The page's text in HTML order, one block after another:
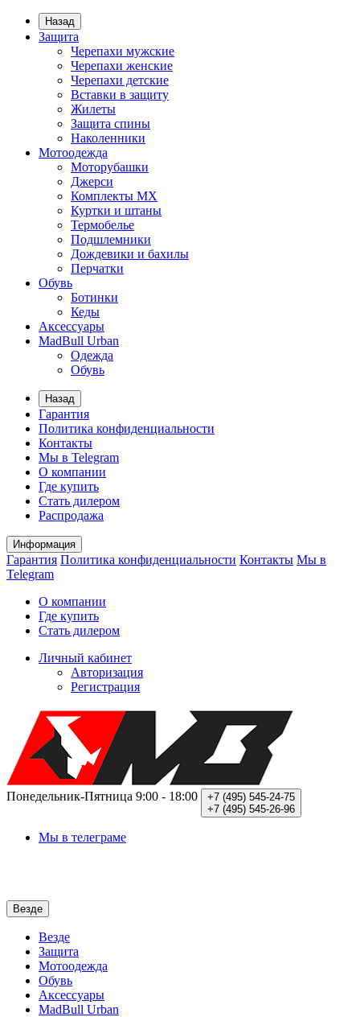
Назад
Защита
Черепахи мужские
Черепахи женские
Черепахи детские
Вставки в защиту
Жилеты
Защита спины
Наколенники
Мотоодежда
Моторубашки
Джерси
Комплекты MX
Куртки и штаны
Термобелье
Подшлемники
Дождевики и бахилы
Перчатки
Обувь
Ботинки
Кеды
Аксессуары
MadBull Urban
Одежда
Обувь
Назад
Гарантия
Политика конфиденциальности
Контакты
Мы в Telegram
О компании
Где купить
Стать дилером
Распродажа
Информация
Гарантия Политика конфиденциальности Контакты Мы в
Telegram
О компании
Где купить
Стать дилером
Личный кабинет
Авторизация
Регистрация
Понедельник-Пятница 9:00 - 18:00 +7 (495) 545-24-75
+7 (495) 545-26-96
Мы в телеграме
Везде
Везде
Защита
Мотоодежда
Обувь
Аксессуары
MadBull Urban